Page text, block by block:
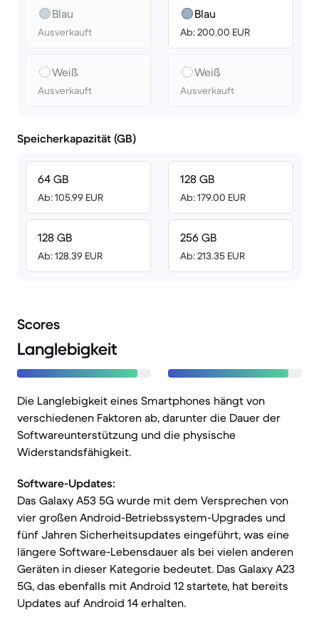
Blau
Ausverkauft
Weiß
Ausverkauft
Blau
Ab: 200.00 EUR
Weiß
Ausverkauft
Speicherkapazität (GB)
64 GB
Ab: 105.99 EUR
128 GB
Ab: 128.39 EUR
128 GB
Ab: 179.00 EUR
256 GB
Ab: 213.35 EUR
Scores
Langlebigkeit
Die Langlebigkeit eines Smartphones hängt von
verschiedenen Faktoren ab, darunter die Dauer der
Softwareunterstützung und die physische
Widerstandsfähigkeit.
Software-Updates:
Das Galaxy A53 5G wurde mit dem Versprechen von
vier großen Android-Betriebssystem-Upgrades und
fünf Jahren Sicherheitsupdates eingeführt, was eine
längere Software-Lebensdauer als bei vielen anderen
Geräten in dieser Kategorie bedeutet. Das Galaxy A23
5G, das ebenfalls mit Android 12 startete, hat bereits
Updates auf Android 14 erhalten.